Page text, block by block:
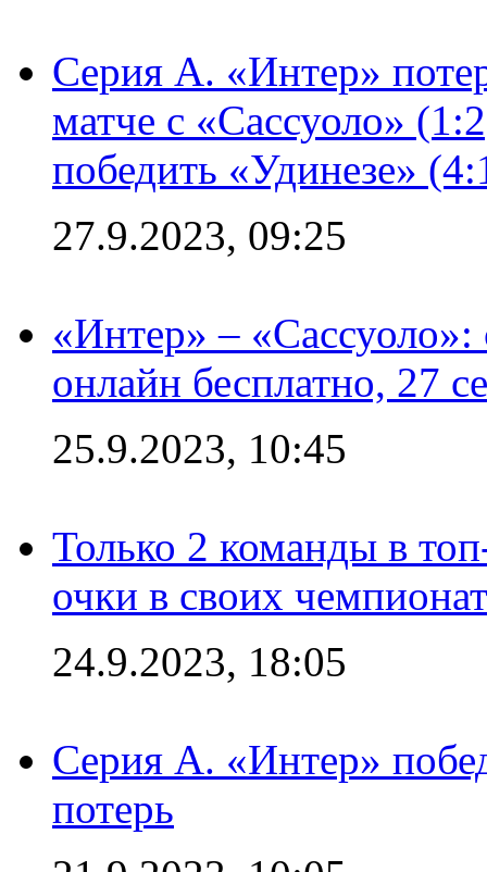
Серия А. «Интер»
матче с «Сассуоло»
победить «Удинезе»
27.9.2023, 09:25
«Интер» –
онлайн бесплатно, 27
25.9.2023, 10:45
Только 2 команды в
очки в своих
24.9.2023, 18:05
Серия А. «Интер»
потерь